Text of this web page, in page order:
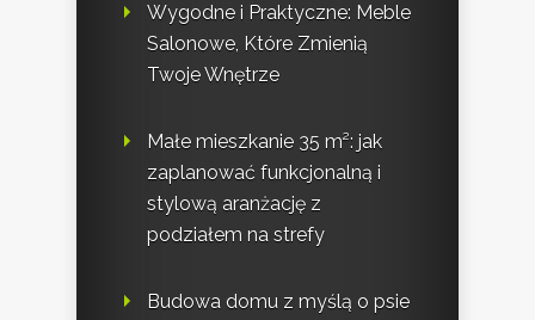
Wygodne i Praktyczne: Meble
Salonowe, Które Zmienią
Twoje Wnętrze
Małe mieszkanie 35 m²: jak
zaplanować funkcjonalną i
stylową aranżację z
podziałem na strefy
Budowa domu z myślą o psie